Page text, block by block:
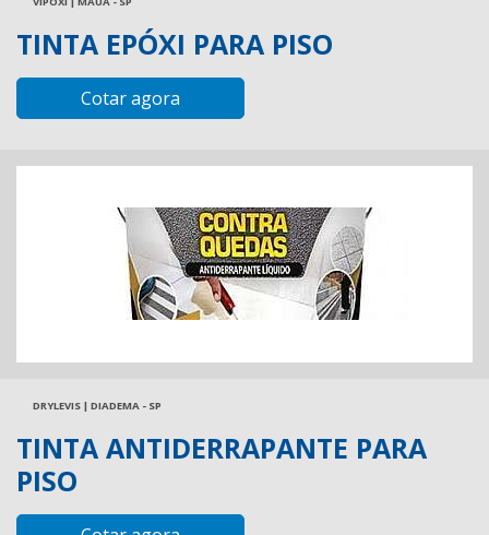
TINTA EPÓXI PARA PISO
Cotar agora
DRYLEVIS | DIADEMA - SP
TINTA ANTIDERRAPANTE PARA
PISO